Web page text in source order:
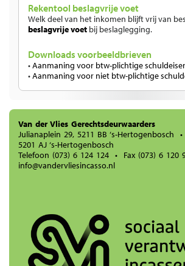
Rekentool beslagvrije voet
Welk deel van het inkomen blijft vrij van
beslagvrije voet bij beslaglegging.
Downloads voorbeeldbrieven
•Aanmaning voor btw-plichtige
•Aanmaning voor niet btw-plichtige
Van der Vlies Gerechtsdeurwaarders
Julianaplein 29, 5211 BB ‘s-Hertogenbosch
5201 AJ ‘s-Hertogenbosch
Telefoon (073) 6 124 124 • Fax (073) 6 120
info@vandervliesincasso.nl